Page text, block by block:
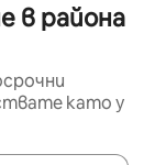
в района
като у